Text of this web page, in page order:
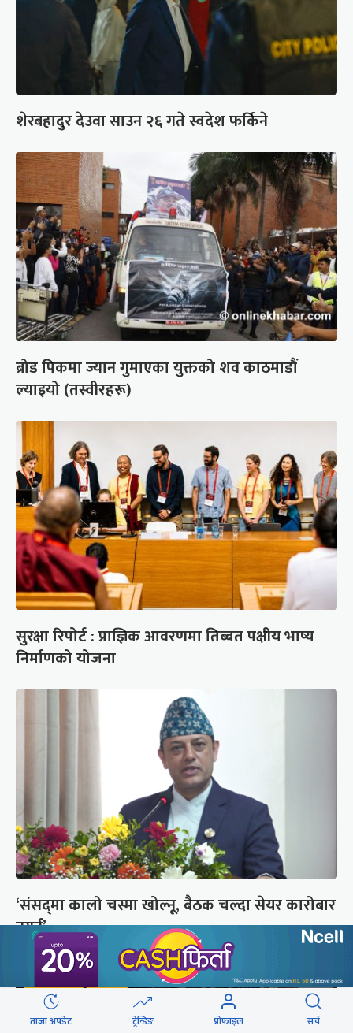
शेरबहादुर देउवा साउन २६ गते स्वदेश फर्किने
ब्रोड पिकमा ज्यान गुमाएका युक्तको शव काठमाडौं
ल्याइयो (तस्वीरहरू)
सुरक्षा रिपोर्ट : प्राज्ञिक आवरणमा तिब्बत पक्षीय भाष्य
निर्माणको योजना
‘संसद्‍मा कालो चस्मा खोल्नू, बैठक चल्दा सेयर कारोबार
नगर्नू’
ताजा अपडेट ट्रेन्डिङ प्रोफाइल सर्च